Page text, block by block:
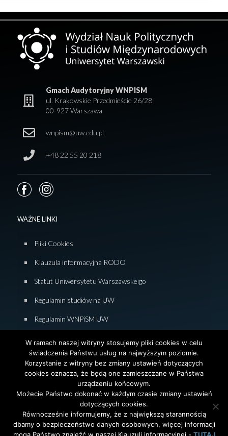
Gmach Audytoryjny WNPISM
ul. Krakowskie Przedmieście 26/28
00-927 Warszawa
wnpism@uw.edu.pl
+48 22 55 20 218
WAŻNE LINKI
Pliki Cookies
Klauzula informacyjna RODO
Statut Uniwersytetu Warszawskeigo
Regulamin studiów na UW
Regulamin WNPiSM UW
Deklaracja dostępności WNPiSM
© 2026 Wydział Nauk Politycznych i Studiów
Międzynarodowych. Uniwersytet Warszawski. All Rights
Reserved. Projekt i realizacja stronyAgencjaInterAktywni
W ramach naszej witryny stosujemy pliki cookies w celu
świadczenia Państwu usług na najwyższym poziomie.
Korzystanie z witryny bez zmiany ustawień dotyczących
cookies oznacza, że będą one zamieszczane w Państwa
urządzeniu końcowym.
Możecie Państwo dokonać w każdym czasie zmiany ustawień
dotyczących cookies.
Równocześnie informujemy, że z największą starannością
dbamy o bezpieczeństwo danych osobowych, więcej informacji